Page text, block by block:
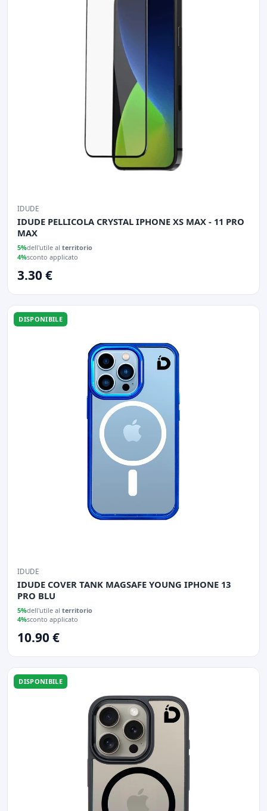
IDUDE
IDUDE PELLICOLA CRYSTAL IPHONE XS MAX - 11 PRO
MAX
5%dell'utile al territorio
4%sconto applicato
3.30 €
DISPONIBILE
IDUDE
IDUDE COVER TANK MAGSAFE YOUNG IPHONE 13
PRO BLU
5%dell'utile al territorio
4%sconto applicato
10.90 €
DISPONIBILE